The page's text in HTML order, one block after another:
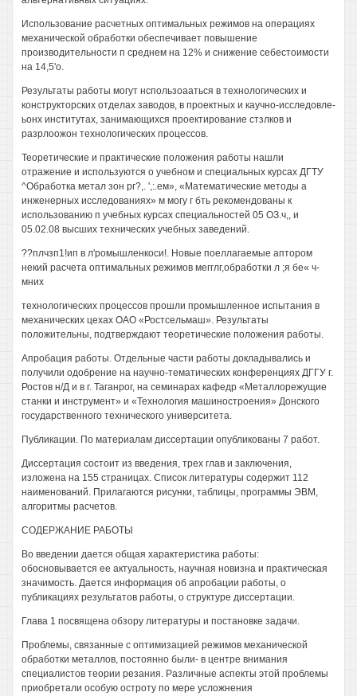
Использование расчетных оптимальных режимов на операциях
механической обработки обеспечивает повышение
производительности п среднем на 12% и снижение себестоимости
на 14,5'о.
Результаты работы могут нспользоааться в технологических и
конструкторских отделах заводов, в проектных и каучно-исследовле-
ьонх институтах, занимающихся проектирование стзлков и
разрлоожон технологических процессов.
Теоретические и практические положения работы нашли
отражение и используются о учебном и специальных курсах ДГТУ
^Обработка метал зон рг?,. ',:.ем», «Математические методы а
инженерных исследованиях» м могу г бть рекомендованы к
использованию п учебных курсах специальностей 05 ОЗ.ч,, и
05.02.08 высших технических учебных заведений.
??плчзп1!ип в л'ромышленкоси!. Новые поеллагаемые аптором
некий расчета оптимальных режимов мегглг,обработки л ;я бе« ч-
мних
технологических процессов прошли промышленное испытания в
механических цехах ОАО «Ростсельмаш». Результаты
положительны, подтверждают теоретические положения работы.
Апробация работы. Отдельные части работы докладывались и
получили одобрение на научно-тематических конференциях ДГГУ г.
Ростов н/Д и в г. Таганрог, на семинарах кафедр «Металлорежущие
станки и инструмент» и «Технология машиностроения» Донского
государственного технического университета.
Публикации. По материалам диссертации опубликованы 7 работ.
Диссертация состоит из введения, трех глав и заключения,
изложена на 155 страницах. Список литературы содержит 112
наименований. Прилагаются рисунки, таблицы, программы ЭВМ,
алгоритмы расчетов.
СОДЕРЖАНИЕ РАБОТЫ
Во введении дается общая характеристика работы:
обосновывается ее актуальность, научная новизна и практическая
значимость. Дается информация об апробации работы, о
публикациях результатов работы, о структуре диссертации.
Глава 1 посвящена обзору литературы и постановке задачи.
Проблемы, связанные с оптимизацией режимов механической
обработки металлов, постоянно были- в центре внимания
специалистов теории резания. Различные аспекты этой проблемы
приобретали особую остроту по мере усложнения